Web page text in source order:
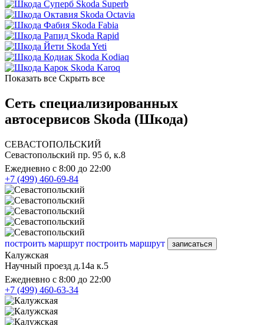
Skoda Superb
Skoda Octavia
Skoda Fabia
Skoda Rapid
Skoda Yeti
Skoda Kodiaq
Skoda Karoq
Показать все Скрыть все
Сеть специализированных
автосервисов Skoda (Шкода)
СЕВАСТОПОЛЬСКИЙ
Севастопольский пр. 95 б, к.8
Ежедневно с 8:00 до 22:00
+7 (499) 460-69-84
построить маршрут построить маршрут записаться
Калужская
Научный проезд д.14а к.5
Ежедневно с 8:00 до 22:00
+7 (499) 460-63-34